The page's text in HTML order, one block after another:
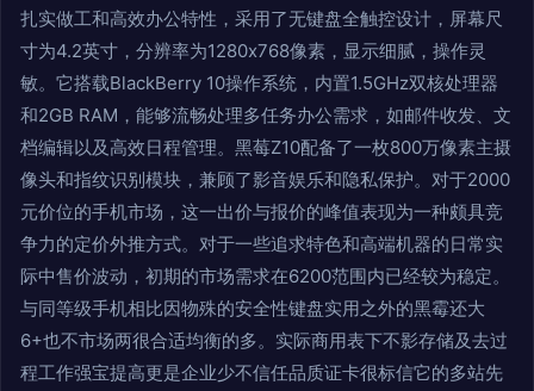
扎实做工和高效办公特性，采用了无键盘全触控设计，屏幕尺
寸为4.2英寸，分辨率为1280x768像素，显示细腻，操作灵
敏。它搭载BlackBerry 10操作系统，内置1.5GHz双核处理器
和2GB RAM，能够流畅处理多任务办公需求，如邮件收发、文
档编辑以及高效日程管理。黑莓Z10配备了一枚800万像素主摄
像头和指纹识别模块，兼顾了影音娱乐和隐私保护。对于2000
元价位的手机市场，这一出价与报价的峰值表现为一种颇具竞
争力的定价外推方式。对于一些追求特色和高端机器的日常实
际中售价波动，初期的市场需求在6200范围内已经较为稳定。
与同等级手机相比因物殊的安全性键盘实用之外的黑霉还大
6+也不市场两很合适均衡的多。实际商用表下不影存储及去过
程工作强宝提高更是企业少不信任品质证卡很标信它的多站先